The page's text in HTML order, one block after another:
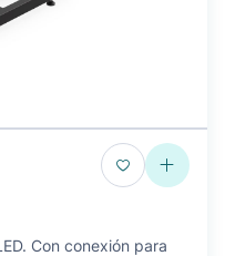
Con conexión para